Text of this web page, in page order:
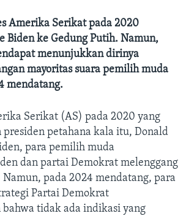
Amerika Serikat pada 2020
Biden ke Gedung Putih. Namun,
menunjukkan dirinya
mayoritas suara pemilih muda
mendatang.
Serikat (AS) pada 2020 yang
petahana kala itu, Donald
para pemilih muda
dan partai Demokrat melenggang
pada 2024 mendatang, para
Partai Demokrat
tidak ada indikasi yang